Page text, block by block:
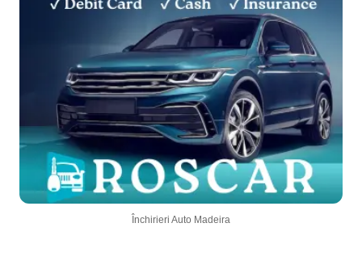
Închirieri Auto Madeira